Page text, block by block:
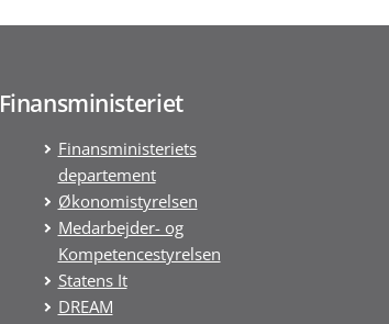
Finansministeriet
Finansministeriets
departement
Økonomistyrelsen
Medarbejder- og
Kompetencestyrelsen
Statens It
DREAM